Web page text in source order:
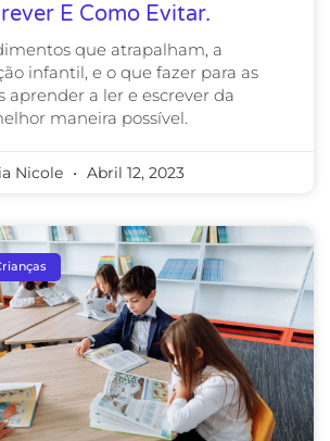
E Como Evitar.
que atrapalham, a
infantil, e o que fazer para as
aprender a ler e escrever da
maneira possível.
Nicole Abril 12, 2023